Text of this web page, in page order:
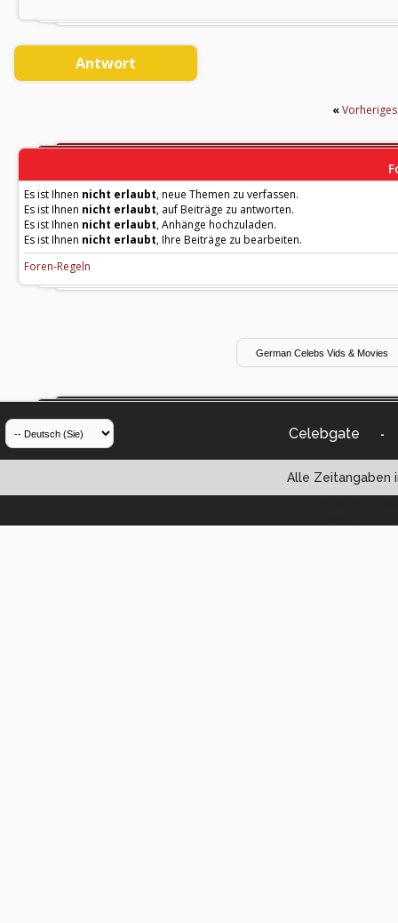
Antwort
«
Es ist Ihnen nicht erlaubt, neue Themen zu verfassen.
Es ist Ihnen nicht erlaubt, auf Beiträge zu antworten.
Es ist Ihnen nicht erlaubt, Anhänge hochzuladen.
Es ist Ihnen nicht erlaubt, Ihre Beiträge zu bearbeiten.
Foren-Regeln
Celebgate -
Alle Zeitangaben